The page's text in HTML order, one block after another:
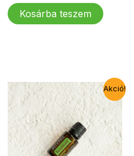
was:
16
13
Kosárba teszem
Akció!